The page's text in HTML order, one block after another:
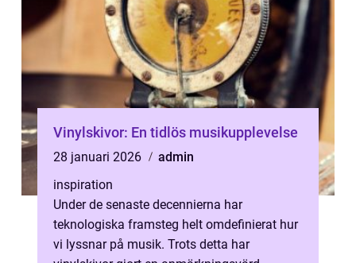
Vinylskivor: En tidlös musikupplevelse
28 januari 2026
admin
inspiration
Under de senaste decennierna har
teknologiska framsteg helt omdefinierat hur
vi lyssnar på musik. Trots detta har